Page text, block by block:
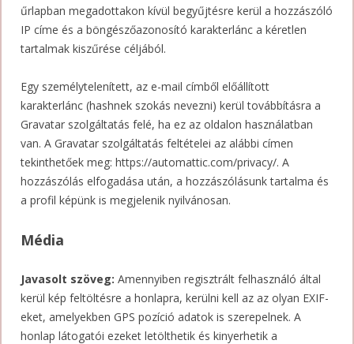
űrlapban megadottakon kívül begyűjtésre kerül a hozzászóló
IP címe és a böngészőazonosító karakterlánc a kéretlen
tartalmak kiszűrése céljából.
Egy személytelenített, az e-mail címből előállított
karakterlánc (hashnek szokás nevezni) kerül továbbításra a
Gravatar szolgáltatás felé, ha ez az oldalon használatban
van. A Gravatar szolgáltatás feltételei az alábbi címen
tekinthetőek meg: https://automattic.com/privacy/. A
hozzászólás elfogadása után, a hozzászólásunk tartalma és
a profil képünk is megjelenik nyilvánosan.
Média
Javasolt szöveg: Amennyiben regisztrált felhasználó által
kerül kép feltöltésre a honlapra, kerülni kell az az olyan EXIF-
eket, amelyekben GPS pozíció adatok is szerepelnek. A
honlap látogatói ezeket letölthetik és kinyerhetik a